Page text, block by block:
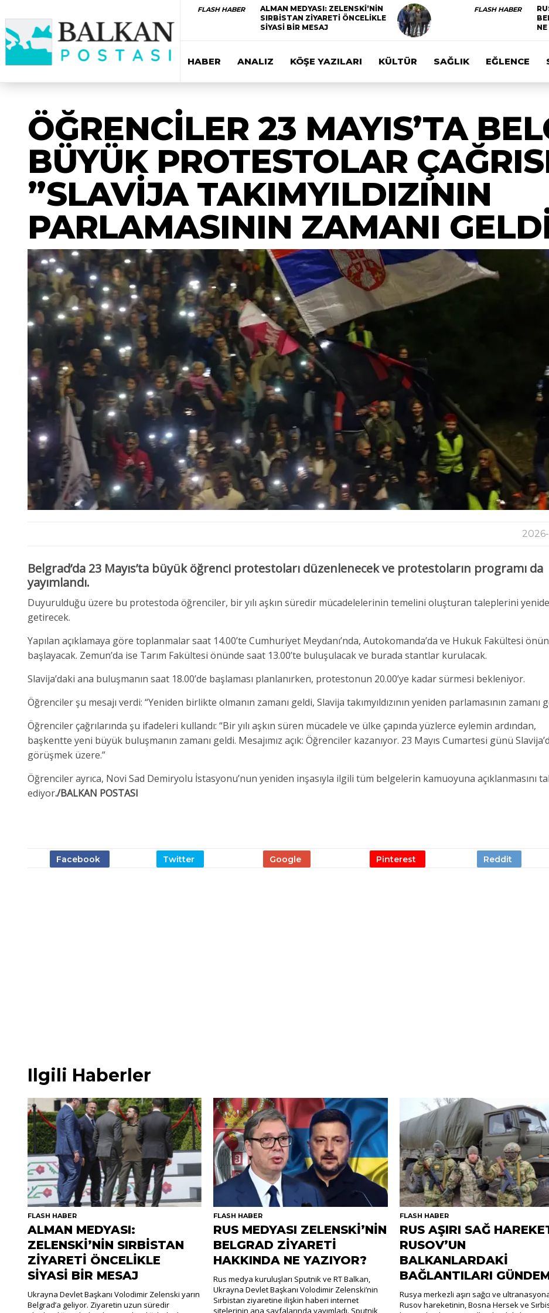
FLASH HABER
ALMAN MEDYASI: ZELENSKİ’NİN
SIRBİSTAN ZİYARETİ ÖNCELİKLE
SİYASİ BİR MESAJ
FLASH HABER
HABER ANALIZ KÖŞE YAZILARI KÜLTÜR SAĞLIK EĞLENCE
ÖĞRENCİLER 23 MAYIS’TA
BÜYÜK PROTESTOLAR
”SLAVİJA TAKIMYILDIZININ
PARLAMASININ ZAMANI
Belgrad’da 23 Mayıs’ta büyük öğrenci protestoları düzenlenecek ve protestoların programı da
yayımlandı.
Duyurulduğu üzere bu protestoda öğrenciler, bir yılı aşkın süredir mücadelelerinin temelini oluşturan taleplerini
getirecek.
Yapılan açıklamaya göre toplanmalar saat 14.00’te Cumhuriyet Meydanı’nda, Autokomanda’da ve Hukuk Fakültesi
başlayacak. Zemun’da ise Tarım Fakültesi önünde saat 13.00’te buluşulacak ve burada stantlar kurulacak.
Slavija’daki ana buluşmanın saat 18.00’de başlaması planlanırken, protestonun 20.00’ye kadar sürmesi bekleniyor.
Öğrenciler şu mesajı verdi: “Yeniden birlikte olmanın zamanı geldi, Slavija takımyıldızının yeniden parlamasının zamanı
Öğrenciler çağrılarında şu ifadeleri kullandı: “Bir yılı aşkın süren mücadele ve ülke çapında yüzlerce eylemin ardından,
başkentte yeni büyük buluşmanın zamanı geldi. Mesajımız açık: Öğrenciler kazanıyor. 23 Mayıs Cumartesi günü
görüşmek üzere.”
Öğrenciler ayrıca, Novi Sad Demiryolu İstasyonu’nun yeniden inşasıyla ilgili tüm belgelerin kamuoyuna açıklanmasını
ediyor./BALKAN POSTASI
Ilgili Haberler
FLASH HABER
ALMAN MEDYASI:
ZELENSKİ’NİN SIRBİSTAN
ZİYARETİ ÖNCELİKLE
SİYASİ BİR MESAJ
Ukrayna Devlet Başkanı Volodimir Zelenski yarın
Belgrad’a geliyor. Ziyaretin uzun süredir
FLASH HABER
RUS MEDYASI ZELENSKİ’NİN
BELGRAD ZİYARETİ
HAKKINDA NE YAZIYOR?
Rus medya kuruluşları Sputnik ve RT Balkan,
Ukrayna Devlet Başkanı Volodimir Zelenski’nin
Sırbistan ziyaretine ilişkin haberi internet
sitelerinin ana sayfalarında yayımladı. Sputnik,
FLASH HABER
RUS AŞIRI SAĞ
RUSOV’UN
BALKANLARDAKİ
BAĞLANTILARI
Rusya merkezli aşırı sağcı ve
Rusov hareketinin, Bosna Hersek ve